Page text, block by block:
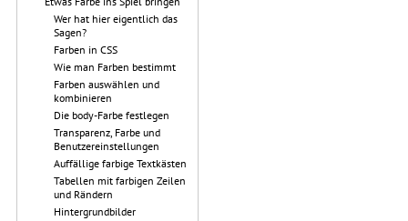
Wer hat hier eigentlich das
Sagen?
Farben in CSS
Wie man Farben bestimmt
Farben auswählen und
kombinieren
Die body-Farbe festlegen
Transparenz, Farbe und
Benutzereinstellungen
Auffällige farbige Textkästen
Tabellen mit farbigen Zeilen
und Rändern
Hintergrundbilder